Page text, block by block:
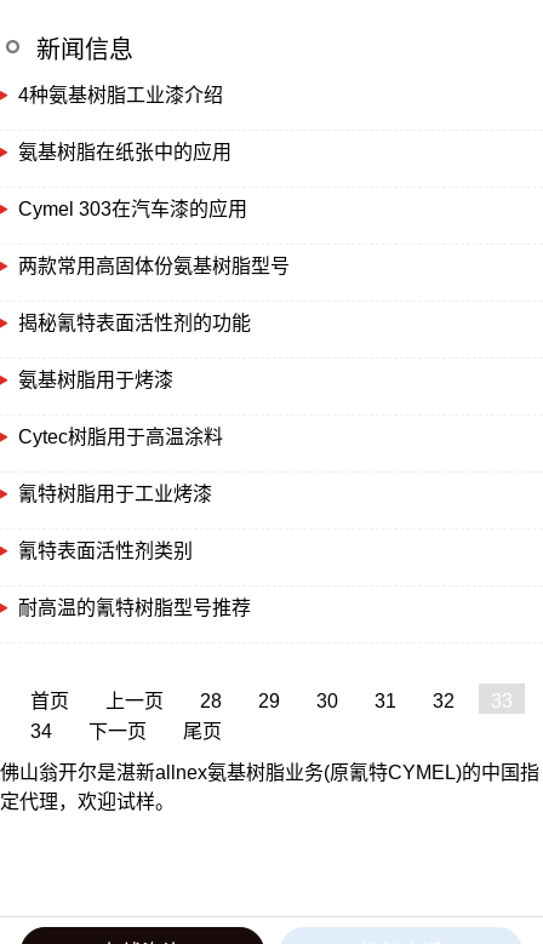
新闻信息
4种氨基树脂工业漆介绍
氨基树脂在纸张中的应用
Cymel 303在汽车漆的应用
两款常用高固体份氨基树脂型号
揭秘氰特表面活性剂的功能
氨基树脂用于烤漆
Cytec树脂用于高温涂料
氰特树脂用于工业烤漆
氰特表面活性剂类别
耐高温的氰特树脂型号推荐
首页 上一页 28 29 30 31 32
33
34
下一页
尾页
佛山翁开尔是湛新allnex氨基树脂业务(原氰特CYMEL)的中国指
定代理，欢迎试样。